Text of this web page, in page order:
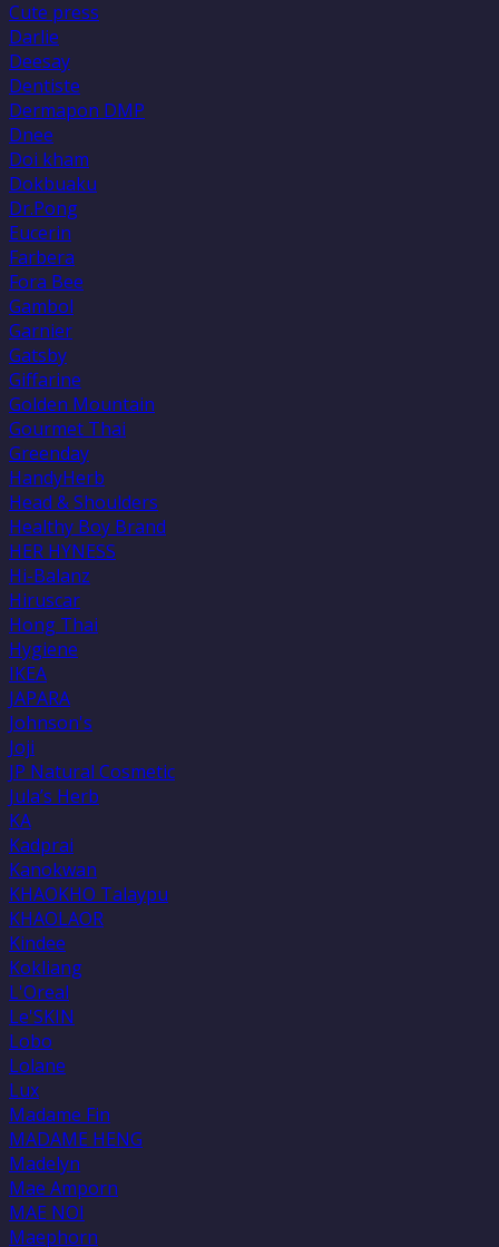
Cute press
Darlie
Deesay
Dentiste
Dermapon DMP
Dnee
Doi kham
Dokbuaku
Dr.Pong
Eucerin
Farbera
Fora Bee
Gambol
Garnier
Gatsby
Giffarine
Golden Mountain
Gourmet Thai
Greenday
HandyHerb
Head & Shoulders
Healthy Boy Brand
HER HYNESS
Hi-Balanz
Hiruscar
Hong Thai
Hygiene
IKEA
JAPARA
Johnson's
Joji
JP Natural Cosmetic
Jula’s Herb
KA
Kadprai
Kanokwan
KHAOKHO Talaypu
KHAOLAOR
Kindee
Kokliang
L'Oreal
Le'SKIN
Lobo
Lolane
Lux
Madame Fin
MADAME HENG
Madelyn
Mae Amporn
MAE NOI
Maephorn